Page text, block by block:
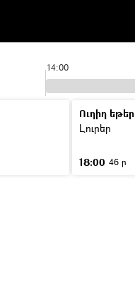
14:00
Ուղիղ եթեր
Լուրեր
18:00 46 ր